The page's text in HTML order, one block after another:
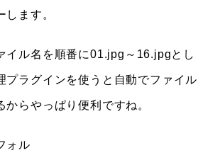
します。
イル名を順番に01.jpg～16.jpgとし
プラグインを使うと自動でファイル
からやっぱり便利ですね。
ォル